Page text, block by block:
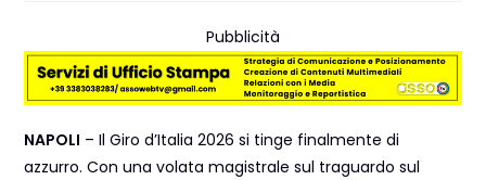
Pubblicità
NAPOLI – Il Giro d’Italia 2026 si tinge finalmente di
azzurro. Con una volata magistrale sul traguardo sul